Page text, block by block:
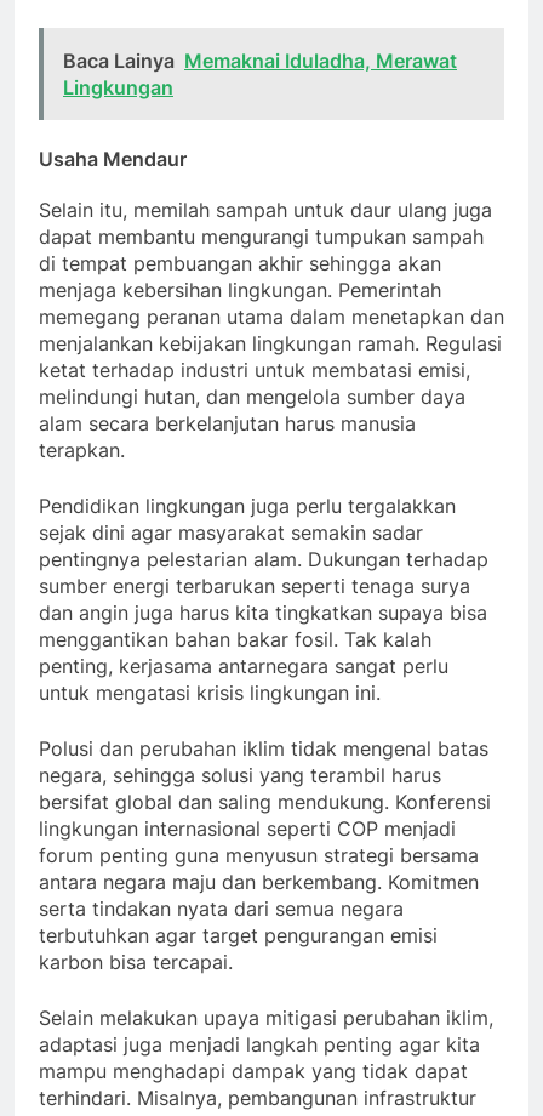
Baca Lainya Memaknai Iduladha, Merawat
Lingkungan
Usaha Mendaur
Selain itu, memilah sampah untuk daur ulang juga
dapat membantu mengurangi tumpukan sampah
di tempat pembuangan akhir sehingga akan
menjaga kebersihan lingkungan. Pemerintah
memegang peranan utama dalam menetapkan dan
menjalankan kebijakan lingkungan ramah. Regulasi
ketat terhadap industri untuk membatasi emisi,
melindungi hutan, dan mengelola sumber daya
alam secara berkelanjutan harus manusia
terapkan.
Pendidikan lingkungan juga perlu tergalakkan
sejak dini agar masyarakat semakin sadar
pentingnya pelestarian alam. Dukungan terhadap
sumber energi terbarukan seperti tenaga surya
dan angin juga harus kita tingkatkan supaya bisa
menggantikan bahan bakar fosil. Tak kalah
penting, kerjasama antarnegara sangat perlu
untuk mengatasi krisis lingkungan ini.
Polusi dan perubahan iklim tidak mengenal batas
negara, sehingga solusi yang terambil harus
bersifat global dan saling mendukung. Konferensi
lingkungan internasional seperti COP menjadi
forum penting guna menyusun strategi bersama
antara negara maju dan berkembang. Komitmen
serta tindakan nyata dari semua negara
terbutuhkan agar target pengurangan emisi
karbon bisa tercapai.
Selain melakukan upaya mitigasi perubahan iklim,
adaptasi juga menjadi langkah penting agar kita
mampu menghadapi dampak yang tidak dapat
terhindari. Misalnya, pembangunan infrastruktur